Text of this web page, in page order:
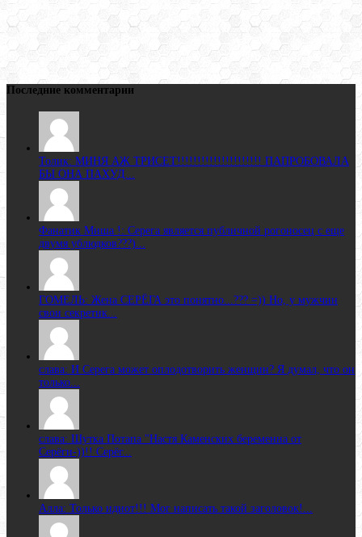
Последние комментарии
Толик: МИНЯ АЖ ТРИСЕТ!!!!!!!!!!!!!!!!!!!!! ПАПРОБОВАЛА
БЫ ОНА ПАХУД...
Фанатик Миша !: Серега является публичной рогоносец с еще
двумя ублюдков???)...
ГОМЕЛЬ: Жена CЕРЁГА это понятно...??? =)) Но, у мужчин
свои секретик...
слава: И Серега может оплодотворить женщин? Я думал, что он
только...
слава: Шутка Потапа "Настя Каменских беременна от
Серёги-))!! Серёг...
Алла: Только идиот!!! Мог написать такой заголовок!...